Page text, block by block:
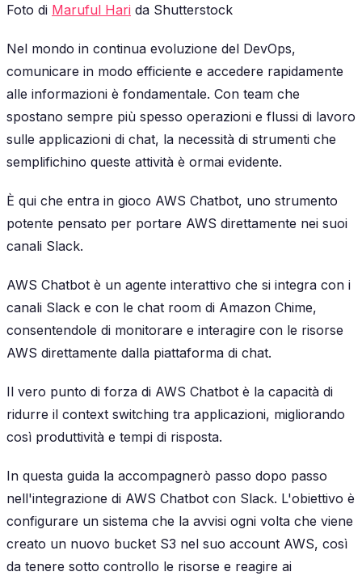
Foto di Maruful Hari da Shutterstock
Nel mondo in continua evoluzione del DevOps,
comunicare in modo efficiente e accedere rapidamente
alle informazioni è fondamentale. Con team che
spostano sempre più spesso operazioni e flussi di lavoro
sulle applicazioni di chat, la necessità di strumenti che
semplifichino queste attività è ormai evidente.
È qui che entra in gioco AWS Chatbot, uno strumento
potente pensato per portare AWS direttamente nei suoi
canali Slack.
AWS Chatbot è un agente interattivo che si integra con i
canali Slack e con le chat room di Amazon Chime,
consentendole di monitorare e interagire con le risorse
AWS direttamente dalla piattaforma di chat.
Il vero punto di forza di AWS Chatbot è la capacità di
ridurre il context switching tra applicazioni, migliorando
così produttività e tempi di risposta.
In questa guida la accompagnerò passo dopo passo
nell'integrazione di AWS Chatbot con Slack. L'obiettivo è
configurare un sistema che la avvisi ogni volta che viene
creato un nuovo bucket S3 nel suo account AWS, così
da tenere sotto controllo le risorse e reagire ai